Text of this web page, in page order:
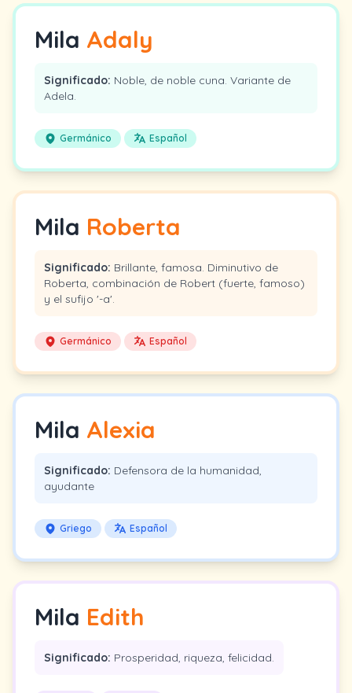
Mila Adaly
Significado: Noble, de noble cuna. Variante de
Adela.
Germánico Español
Mila Roberta
Significado: Brillante, famosa. Diminutivo de
Roberta, combinación de Robert (fuerte, famoso)
y el sufijo '-a'.
Germánico Español
Mila Alexia
Significado: Defensora de la humanidad,
ayudante
Griego Español
Mila Edith
Significado: Prosperidad, riqueza, felicidad.